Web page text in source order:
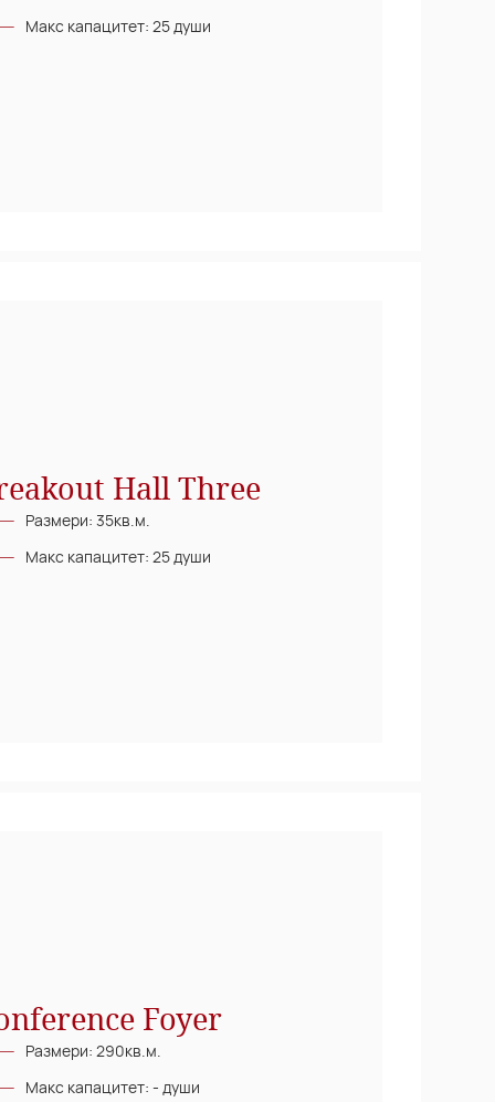
Макс капацитет: 25 души
Hall Three
Размери: 35кв.м.
Макс капацитет: 25 души
Foyer
Размери: 290кв.м.
Макс капацитет: - души